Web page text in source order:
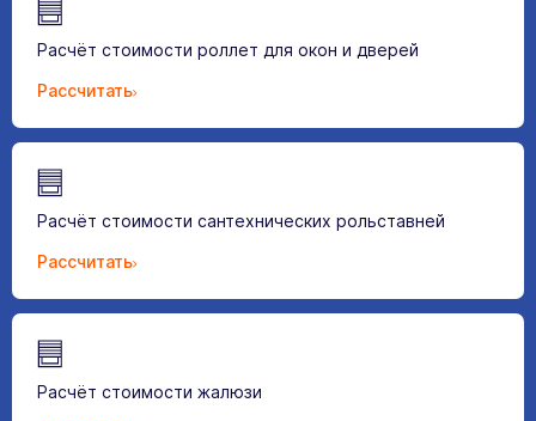
Расчёт стоимости роллет для окон и дверей
Рассчитать
Расчёт стоимости сантехнических рольставней
Рассчитать
Расчёт стоимости жалюзи